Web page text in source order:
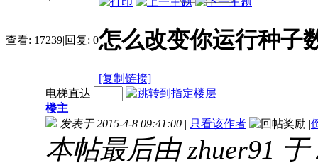
查看: 17239|回复: 0怎么改变你运行种子
[复制链接]
电梯直达
楼主
发表于 2015-4-8 09:41:00 | 只看该作者 |
本帖最后由 zhuer91